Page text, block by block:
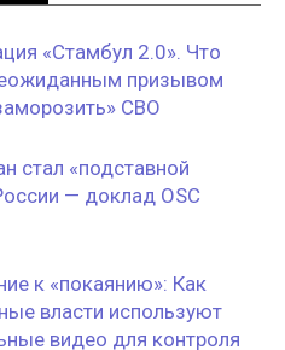
«Стамбул 2.0». Что
призывом
СВО
стал «подставной
— доклад OSC
к «покаянию»: Как
власти используют
видео для контроля